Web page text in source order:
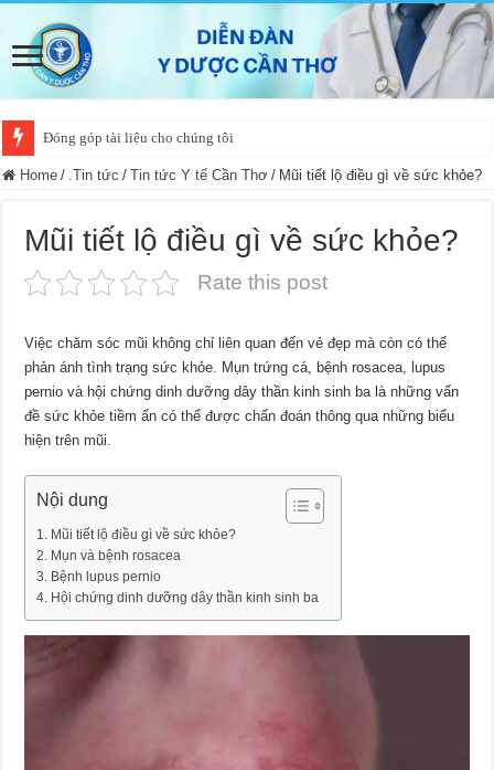
Đóng góp tài liệu cho chúng tôi
Home / .Tin tức / Tin tức Y tế Cần Thơ / Mũi tiết lộ điều gì về sức khỏe?
Mũi tiết lộ điều gì về sức khỏe?
Rate this post
Việc chăm sóc mũi không chỉ liên quan đến vẻ đẹp mà còn có thể
phản ánh tình trạng sức khỏe. Mụn trứng cá, bệnh rosacea, lupus
pernio và hội chứng dinh dưỡng dây thần kinh sinh ba là những vấn
đề sức khỏe tiềm ẩn có thể được chẩn đoán thông qua những biểu
hiện trên mũi.
Nội dung
Mũi tiết lộ điều gì về sức khỏe?
Mụn và bệnh rosacea
Bệnh lupus pernio
Hội chứng dinh dưỡng dây thần kinh sinh ba